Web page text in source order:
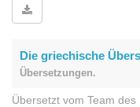
Die griechische
Übersetzungen.
Übersetzt vom Team